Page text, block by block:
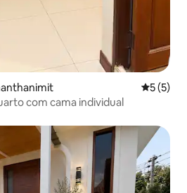
5 (5)
com cama individual